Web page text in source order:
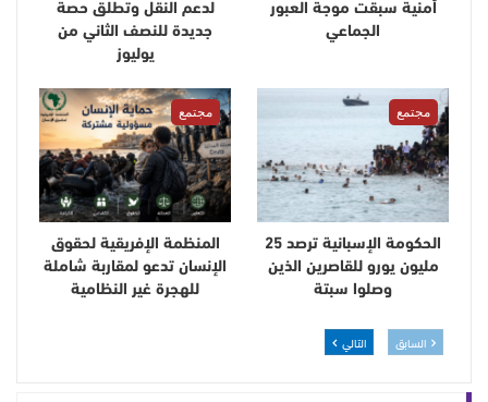
أمنية سبقت موجة العبور
الجماعي
لدعم النقل وتطلق حصة
جديدة للنصف الثاني من
يوليوز
مجتمع
الحكومة الإسبانية ترصد 25
مليون يورو للقاصرين الذين
وصلوا سبتة
مجتمع
المنظمة الإفريقية لحقوق
الإنسان تدعو لمقاربة شاملة
للهجرة غير النظامية
السابق التالي